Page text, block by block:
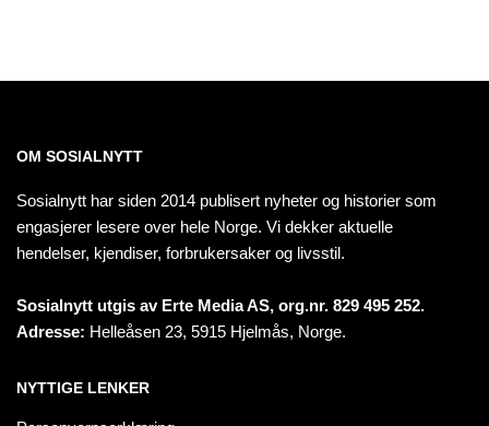
OM SOSIALNYTT
Sosialnytt har siden 2014 publisert nyheter og historier som
engasjerer lesere over hele Norge. Vi dekker aktuelle
hendelser, kjendiser, forbrukersaker og livsstil.
Sosialnytt utgis av Erte Media AS, org.nr. 829 495 252.
Adresse: Helleåsen 23, 5915 Hjelmås, Norge.
NYTTIGE LENKER